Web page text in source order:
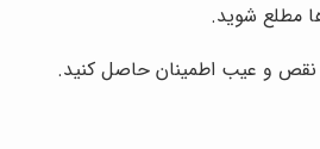
مطلع شوید.
نقص و عیب اطمینان حاصل کنید.